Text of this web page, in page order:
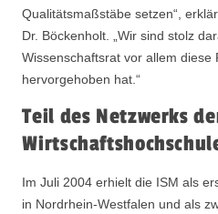
Qualitätsmaßstäbe setzen“,
Dr. Böckenholt. „Wir sind stolz
Wissenschaftsrat vor allem diese
hervorgehoben hat.“
Teil des Netzwerks
Im Juli 2004 erhielt die ISM als
in Nordrhein-Westfalen und als